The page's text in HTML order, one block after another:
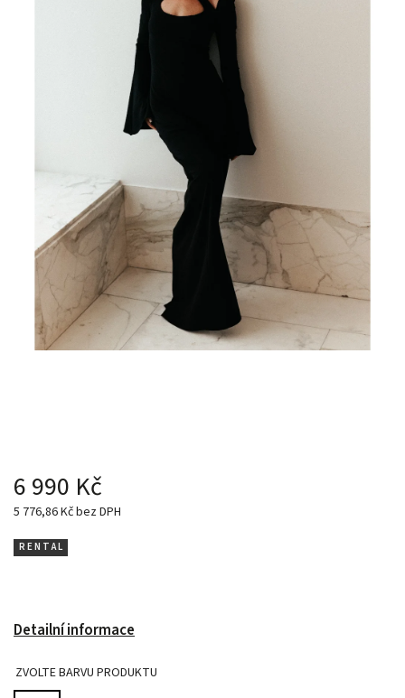
6 990 Kč
5 776,86 Kč bez DPH
Detailní informace
R E N T A L
ZVOLTE BARVU PRODUKTU